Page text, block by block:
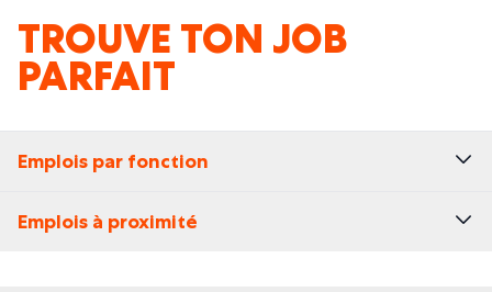
TROUVE TON JOB
PARFAIT
Emplois par fonction
Emplois à proximité